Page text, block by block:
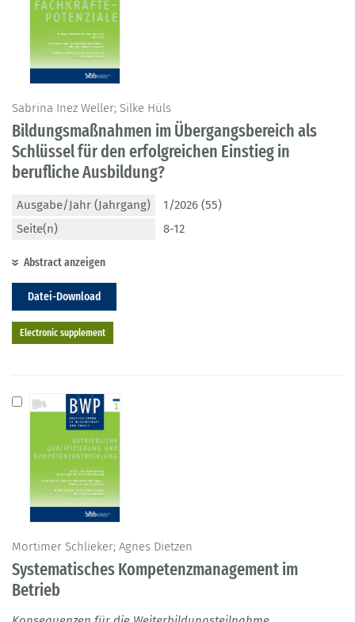
Sabrina Inez Weller; Silke Hüls
Bildungsmaßnahmen im Übergangsbereich als
Schlüssel für den erfolgreichen Einstieg in
berufliche Ausbildung?
Ausgabe/Jahr (Jahrgang)
1/2026 (55)
Seite(n)
8-12
Abstract anzeigen
Datei-Download
Electronic supplement
Mortimer Schlieker; Agnes Dietzen
Systematisches Kompetenzmanagement im
Betrieb